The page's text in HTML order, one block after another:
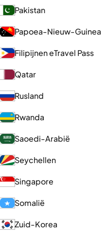
Pakistan
Papoea-Nieuw-Guinea
Filipijnen eTravel Pass
Qatar
Rusland
Rwanda
Saoedi-Arabië
Seychellen
Singapore
Somalië
Zuid-Korea